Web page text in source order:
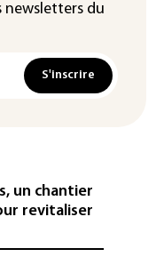
newsletters du
S'inscrire
un chantier
revitaliser